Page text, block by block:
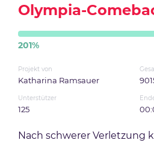
Olympia-
201%
Projekt von
Katharina Ramsauer
Unterstützer
125
Nach schwerer Verletzung